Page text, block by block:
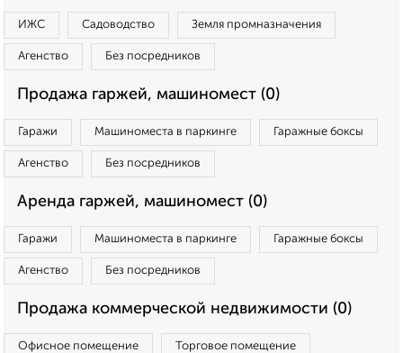
ИЖС Садоводство Земля промназначения
Агенство Без посредников
Продажа гаржей, машиномест (0)
Гаражи Машиноместа в паркинге Гаражные боксы
Агенство Без посредников
Аренда гаржей, машиномест (0)
Гаражи Машиноместа в паркинге Гаражные боксы
Агенство Без посредников
Продажа коммерческой недвижимости (0)
Офисное помещение Торговое помещение